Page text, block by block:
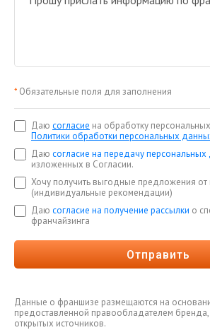
* Обязательные поля для заполнения
Даю согласие на обработку
Политики обработки персональных
Даю согласие на передачу
изложенных в Согласии.
Хочу получить выгодные предложения
(индивидуальные рекомендации)
Даю согласие на получение рассылки о
франчайзинга
Отправить
Данные о франшизе размещаются на
предоставленной правообладателем бренда,
открытых источников.